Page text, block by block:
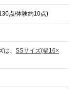
点/体験約10点)
、 SSサイズ(幅16×